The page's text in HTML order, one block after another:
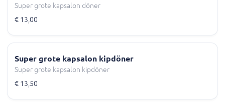
Super grote kapsalon döner
€ 13,00
Super grote kapsalon kipdöner
Super grote kapsalon kipdöner
€ 13,50